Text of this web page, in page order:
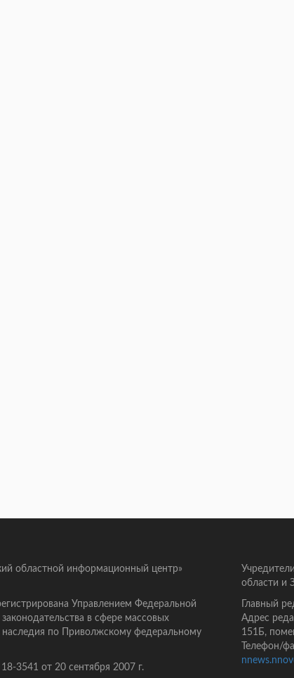
областной информационный центр»
Управлением Федеральной
в сфере массовых
наследия по Приволжскому федеральному
3541 от 20 сентября 2007 г.
области и
Главный
Адрес
151Б,
Телефон/